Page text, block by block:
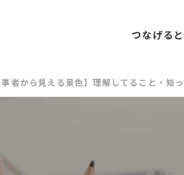
つなげる
事者から見える景色】理解してること・知